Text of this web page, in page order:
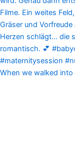
When we walked